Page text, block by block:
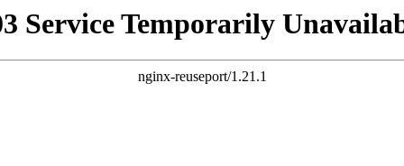
Service Temporarily
nginx-reuseport/1.21.1